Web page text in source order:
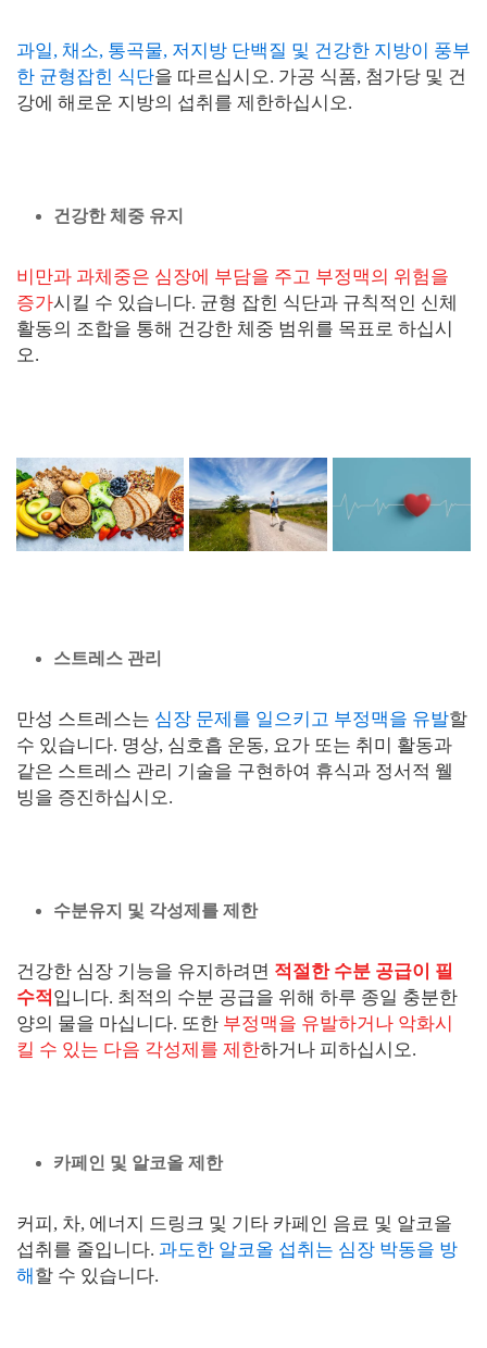
과일, 채소, 통곡물, 저지방 단백질 및 건강한 지방이 풍부
한 균형잡힌 식단을 따르십시오. 가공 식품, 첨가당 및 건
강에 해로운 지방의 섭취를 제한하십시오.
건강한 체중 유지
비만과 과체중은 심장에 부담을 주고 부정맥의 위험을
증가시킬 수 있습니다. 균형 잡힌 식단과 규칙적인 신체
활동의 조합을 통해 건강한 체중 범위를 목표로 하십시
오.
스트레스 관리
만성 스트레스는 심장 문제를 일으키고 부정맥을 유발할
수 있습니다. 명상, 심호흡 운동, 요가 또는 취미 활동과
같은 스트레스 관리 기술을 구현하여 휴식과 정서적 웰
빙을 증진하십시오.
수분유지 및 각성제를 제한
건강한 심장 기능을 유지하려면 적절한 수분 공급이 필
수적 입니다. 최적의 수분 공급을 위해 하루 종일 충분한
양의 물을 마십니다. 또한 부정맥을 유발하거나 악화시
킬 수 있는 다음 각성제를 제한하거나 피하십시오.
카페인 및 알코올 제한
커피, 차, 에너지 드링크 및 기타 카페인 음료 및 알코올
섭취를 줄입니다. 과도한 알코올 섭취는 심장 박동을 방
해 할 수 있습니다.